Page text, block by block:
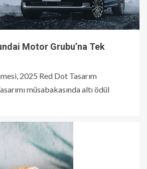
Motor Grubu’na Tek
2025 Red Dot Tasarım
müsabakasında altı ödül